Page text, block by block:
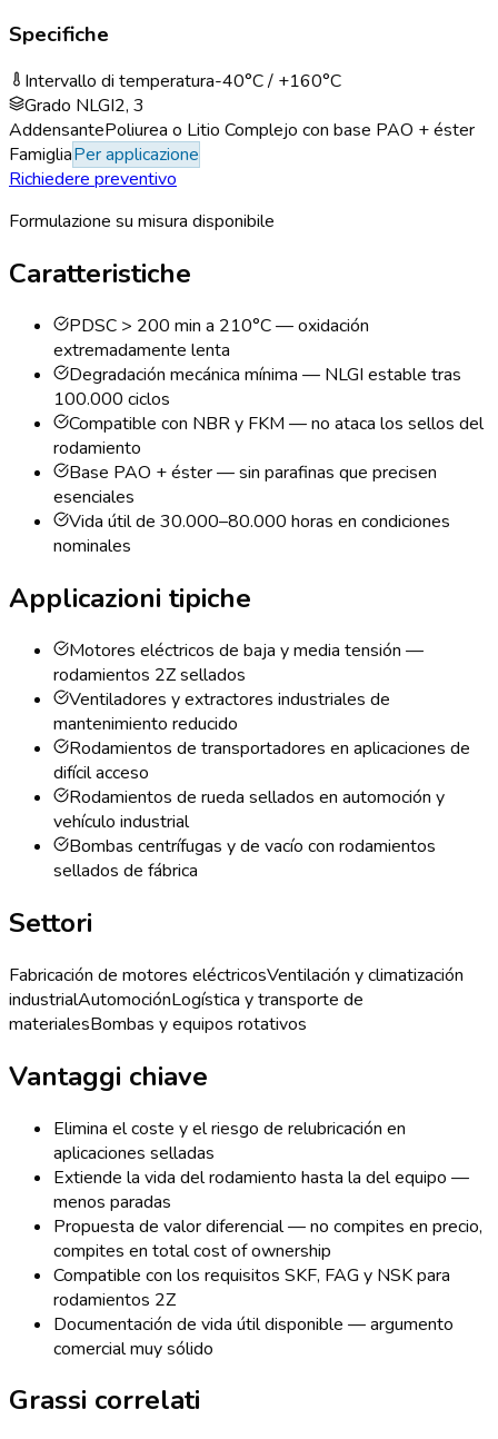
Specifiche
Intervallo di temperatura-40°C / +160°C
Grado NLGI2, 3
AddensantePoliurea o Litio Complejo con base PAO + éster
FamigliaPer applicazione
Richiedere preventivo
Formulazione su misura disponibile
Caratteristiche
PDSC > 200 min a 210°C — oxidación
extremadamente lenta
Degradación mecánica mínima — NLGI estable tras
100.000 ciclos
Compatible con NBR y FKM — no ataca los sellos del
rodamiento
Base PAO + éster — sin parafinas que precisen
esenciales
Vida útil de 30.000–80.000 horas en condiciones
nominales
Applicazioni tipiche
Motores eléctricos de baja y media tensión —
rodamientos 2Z sellados
Ventiladores y extractores industriales de
mantenimiento reducido
Rodamientos de transportadores en aplicaciones de
difícil acceso
Rodamientos de rueda sellados en automoción y
vehículo industrial
Bombas centrífugas y de vacío con rodamientos
sellados de fábrica
Settori
Fabricación de motores eléctricosVentilación y climatización
industrialAutomociónLogística y transporte de
materialesBombas y equipos rotativos
Vantaggi chiave
Elimina el coste y el riesgo de relubricación en
aplicaciones selladas
Extiende la vida del rodamiento hasta la del equipo —
menos paradas
Propuesta de valor diferencial — no compites en precio,
compites en total cost of ownership
Compatible con los requisitos SKF, FAG y NSK para
rodamientos 2Z
Documentación de vida útil disponible — argumento
comercial muy sólido
Grassi correlati